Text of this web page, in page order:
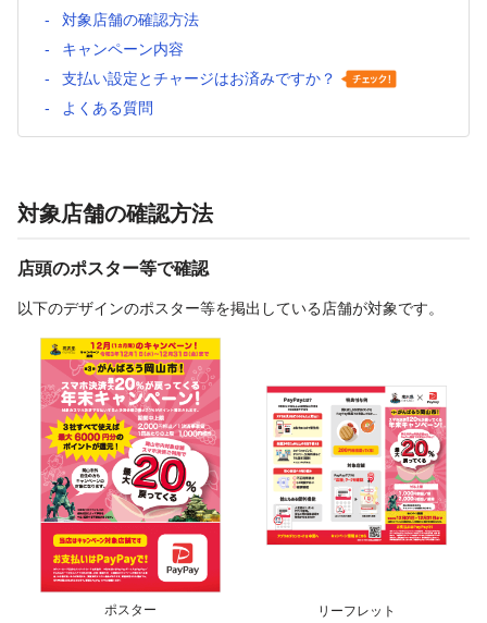
対象店舗の確認方法
キャンペーン内容
支払い設定とチャージはお済みですか？
よくある質問
対象店舗の確認方法
店頭のポスター等で確認
以下のデザインのポスター等を掲出している店舗が対象です。
ポスター リーフレット